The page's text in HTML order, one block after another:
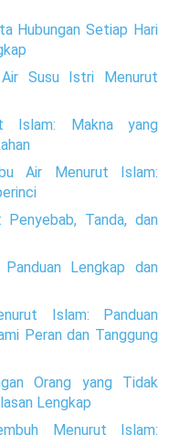
Hubungan Setiap Hari
Susu Istri Menurut
Islam: Makna yang
Air Menurut Islam:
Tanda, dan
Lengkap dan
Islam: Panduan
Peran dan Tanggung
Orang yang Tidak
Lengkap
Menurut Islam: